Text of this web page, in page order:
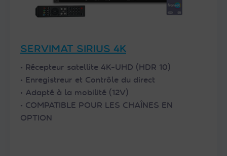
SERVIMAT SIRIUS 4K
• Récepteur satellite 4K-UHD (HDR 10)
• Enregistreur et Contrôle du direct
• Adapté à la mobilité (12V)
• COMPATIBLE POUR LES CHAÎNES EN
OPTION